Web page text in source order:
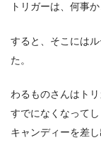
トリガーは、何事
すると、そこには
た。
わるものさんはト
すでになくなって
キャンディーを差